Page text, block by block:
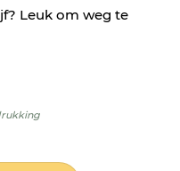
Leuk om weg te